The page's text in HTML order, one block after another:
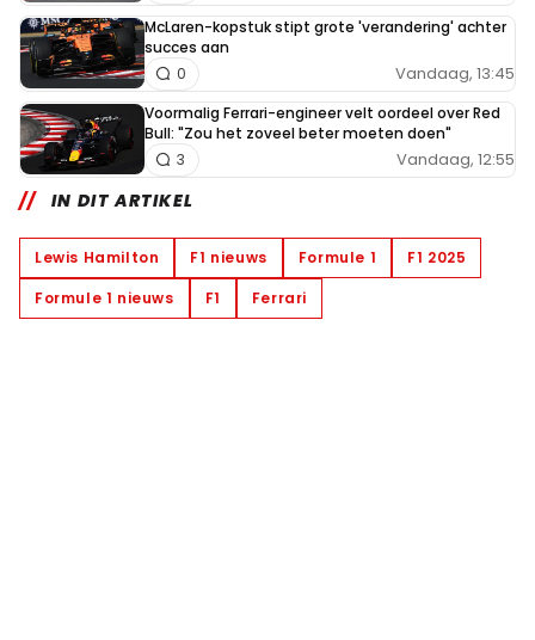
McLaren-kopstuk stipt grote 'verandering' achter
succes aan
Vandaag, 13:45
0
Voormalig Ferrari-engineer velt oordeel over Red
Bull: "Zou het zoveel beter moeten doen"
Vandaag, 12:55
3
IN DIT ARTIKEL
Lewis Hamilton F1 nieuws Formule 1
F1 2025
Formule 1 nieuws
F1 Ferrari